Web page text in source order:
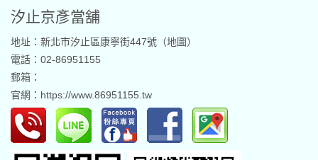
汐止京彥當舖
地址：新北市汐止區康寧街447號（地圖）
電話：02-86951155
郵箱：
官網： https://www.86951155.tw